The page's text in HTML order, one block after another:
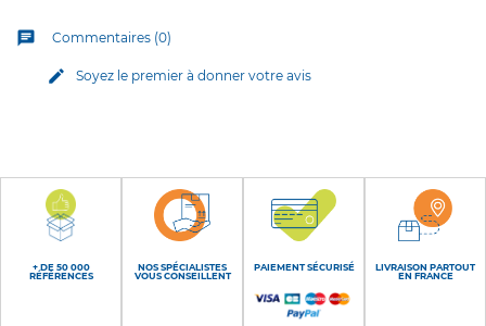
chat Commentaires (0)
edit Soyez le premier à donner votre avis
+ DE 50 000
RÉFÉRENCES
NOS SPÉCIALISTES
VOUS CONSEILLENT
PAIEMENT SÉCURISÉ
LIVRAISON PARTOUT
EN FRANCE